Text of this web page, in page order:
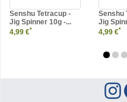
Senshu Tetracup -
Jig Spinner 10g -...
4,99 €*
Senshu
Jig
4,99 €*